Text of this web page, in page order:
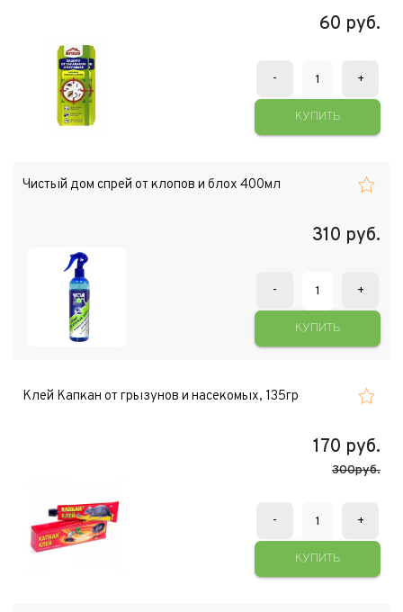
60 руб.
- +
КУПИТЬ
Чистый дом спрей от клопов и блох 400мл
310 руб.
- +
КУПИТЬ
Клей Капкан от грызунов и насекомых, 135гр
170 руб.
300руб.
- +
КУПИТЬ